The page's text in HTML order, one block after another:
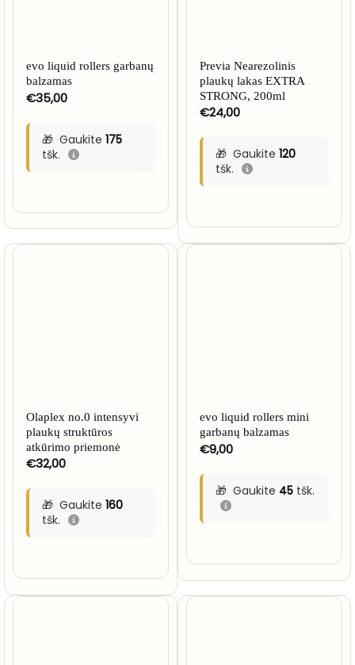
evo liquid rollers garbanų
balzamas
€35,00
Gaukite 175
tšk.
Previa Nearezolinis
plaukų lakas EXTRA
STRONG, 200ml
€24,00
Gaukite 120
tšk.
Olaplex no.0 intensyvi
plaukų struktūros
atkūrimo priemonė
€32,00
Gaukite 160
tšk.
evo liquid rollers mini
garbanų balzamas
€9,00
Gaukite 45tšk.